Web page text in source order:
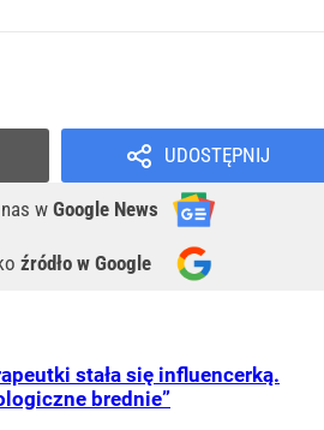
UDOSTĘPNIJ
w Google News
źródło w Google
stała się influencerką.
brednie”